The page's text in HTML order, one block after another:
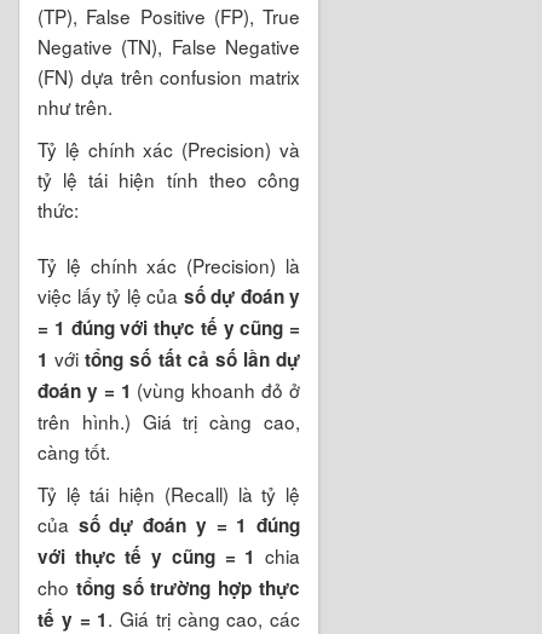
(TP), False Positive (FP), True
Negative (TN), False Negative
(FN) dựa trên confusion matrix
như trên.
Tỷ lệ chính xác (Precision) và
tỷ lệ tái hiện tính theo công
thức:
Tỷ lệ chính xác (Precision) là
việc lấy tỷ lệ của số dự đoán y
= 1 đúng với thực tế y cũng =
1 vớitổng số tất cả số lần dự
đoán y = 1 (vùng khoanh đỏ ở
trên hình.) Giá trị càng cao,
càng tốt.
Tỷ lệ tái hiện (Recall) là tỷ lệ
của số dự đoán y = 1 đúng
với thực tế y cũng = 1 chia
cho tổng số trường hợp thực
tế y = 1. Giá trị càng cao, các